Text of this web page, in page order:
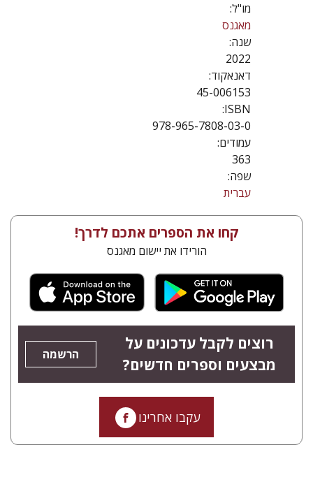
מו"ל:
מאגנס
שנה:
2022
דאנאקוד:
45-006153
ISBN:
978-965-7808-03-0
עמודים:
363
שפה:
עברית
קחו את הספרים אתכם לדרך!
הורידו את יישום מאגנס
רוצים לקבל עדכונים על
מבצעים וספרים חדשים?
הרשמה
עקבו אחרינו